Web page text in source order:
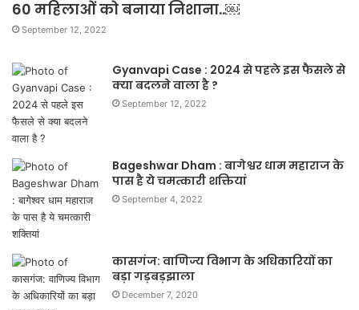
60 महिलाओं को बनाया निशाना..￼
September 12, 2022
Gyanvapi Case : 2024 से पहले इस फैसले से
क्या बदलने वाला है ?
September 12, 2022
Bageshwar Dham : बागेश्वर धाम महाराज के
पास है ये चमत्कारी शक्तियां
September 4, 2022
कासगंज: वाणिज्य विभाग के अधिकारियों का
बड़ा गड़बड़झाला
December 7, 2020